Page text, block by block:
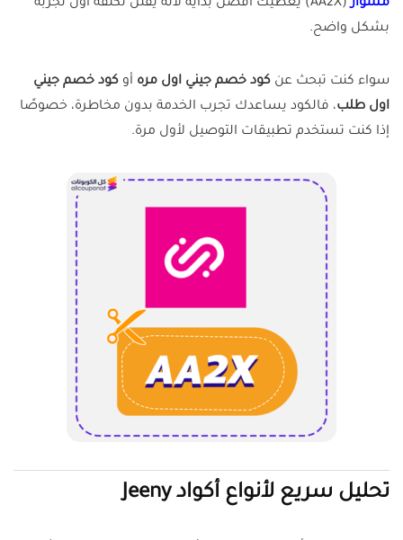
مشوار
(AA2X) يعطيك أفضل بداية لأنه يقلل تكلفة أول تجربة
بشكل واضح.
سواء كنت تبحث عن كود خصم جيني اول مره أو كود خصم جيني
اول طلب، فالكود يساعدك تجرب الخدمة بدون مخاطرة، خصوصًا
إذا كنت تستخدم تطبيقات التوصيل لأول مرة.
تحليل سريع لأنواع أكواد Jeeny